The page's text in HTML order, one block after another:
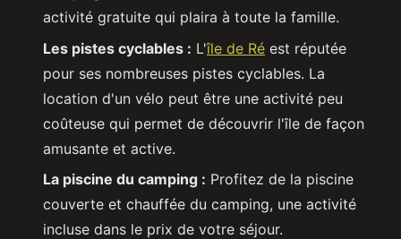
activité gratuite qui plaira à toute la famille.
Les pistes cyclables : L'île de Ré est réputée
pour ses nombreuses pistes cyclables. La
location d'un vélo peut être une activité peu
coûteuse qui permet de découvrir l'île de façon
amusante et active.
La piscine du camping : Profitez de la piscine
couverte et chauffée du camping, une activité
incluse dans le prix de votre séjour.